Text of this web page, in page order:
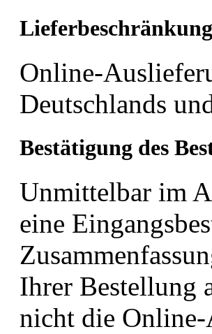
Online-
Deutschlands
Bestätigung des
Unmittelbar im
eine
Ihrer Bestellung
nicht die